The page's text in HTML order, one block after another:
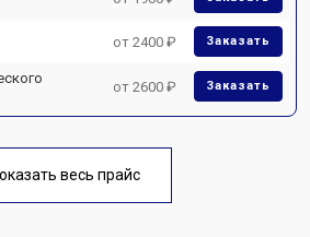
от 2400 ₽ Заказать
от 2600 ₽ Заказать
весь прайс